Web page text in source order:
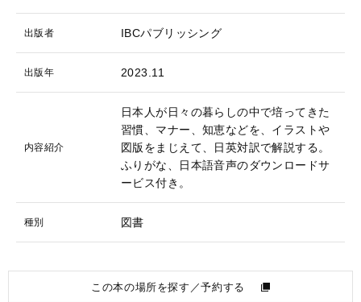
出版者 IBCパブリッシング
出版年 2023.11
内容紹介
日本人が日々の暮らしの中で培ってきた
習慣、マナー、知恵などを、イラストや
図版をまじえて、日英対訳で解説する。
ふりがな、日本語音声のダウンロードサ
ービス付き。
種別 図書
この本の場所を探す／予約する